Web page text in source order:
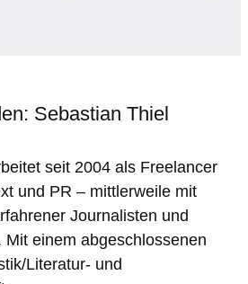
Sebastian Thiel
seit 2004 als Freelancer
und PR – mittlerweile mit
Journalisten und
Mit einem abgeschlossenen
Literatur- und